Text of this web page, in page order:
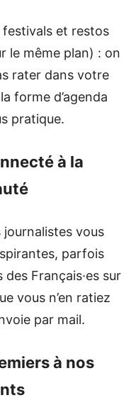
et restos
le même plan) : on
rater dans votre
forme d’agenda
pratique.
à la
journalistes vous
parfois
Français·es sur
vous n’en ratiez
par mail.
à nos